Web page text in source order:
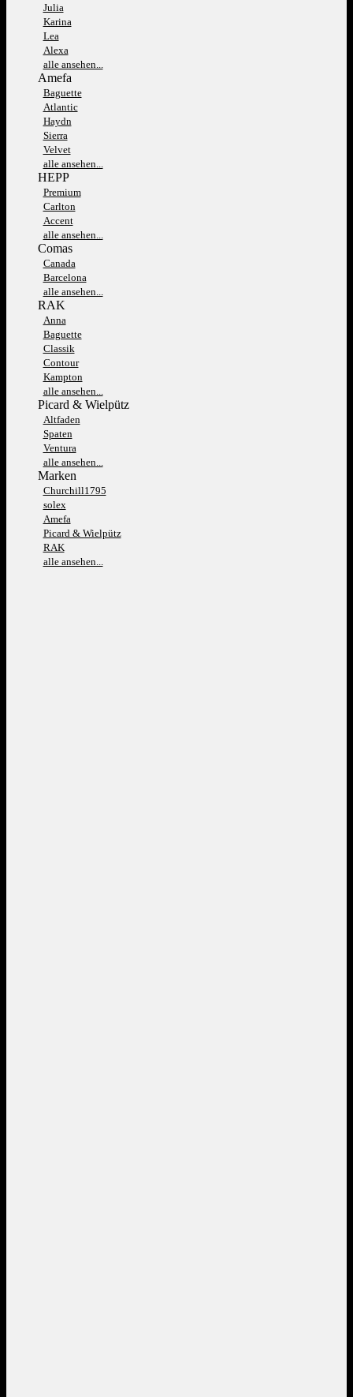
Julia
Karina
Lea
Alexa
alle ansehen...
Amefa
Baguette
Atlantic
Haydn
Sierra
Velvet
alle ansehen...
HEPP
Premium
Carlton
Accent
alle ansehen...
Comas
Canada
Barcelona
alle ansehen...
RAK
Anna
Baguette
Classik
Contour
Kampton
alle ansehen...
Picard & Wielpütz
Altfaden
Spaten
Ventura
alle ansehen...
Marken
Churchill1795
solex
Amefa
Picard & Wielpütz
RAK
alle ansehen...